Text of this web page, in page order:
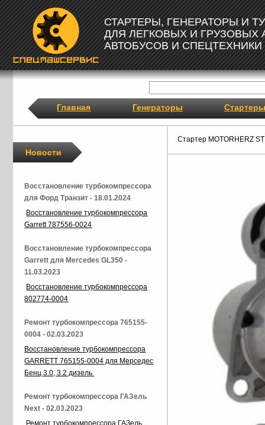
СТАРТЕРЫ, ГЕНЕРАТОРЫ И
ДЛЯ ЛЕГКОВЫХ И ГРУЗОВЫХ
АВТОБУСОВ И СПЕЦТЕХНИКИ
Главная Генераторы Стартеры
Стартер MOTORHERZ
Новости
Восстановление турбокомпрессора
для Форд Транзит - 18.01.2024
Восстановление турбокомпрессора
Garrett 787556-0024
Восстановление турбокомпрессора
Garrett для Mercedes GL350 -
11.03.2023
Восстановление турбокомпрессора
802774-0004
Ремонт турбокомпрессора 765155-
0004 - 02.03.2023
Восстановление турбокомпрессора
GARRETT 765155-0004 для Мерседес
Бенц 3.0, 3.2 дизель
Ремонт турбокомпрессора ГАЗель
Next - 02.03.2023
Ремонт турбокомпрессора ГАЗель